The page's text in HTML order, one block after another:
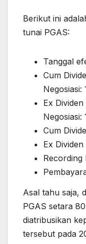
Berikut ini
tunai PGAS:
Tanggal
Cum
Negosiasi:
Ex
Negosiasi:
Cum
Ex
Recording
Asal tahu saja,
PGAS setara
diatribusikan
tersebut pada